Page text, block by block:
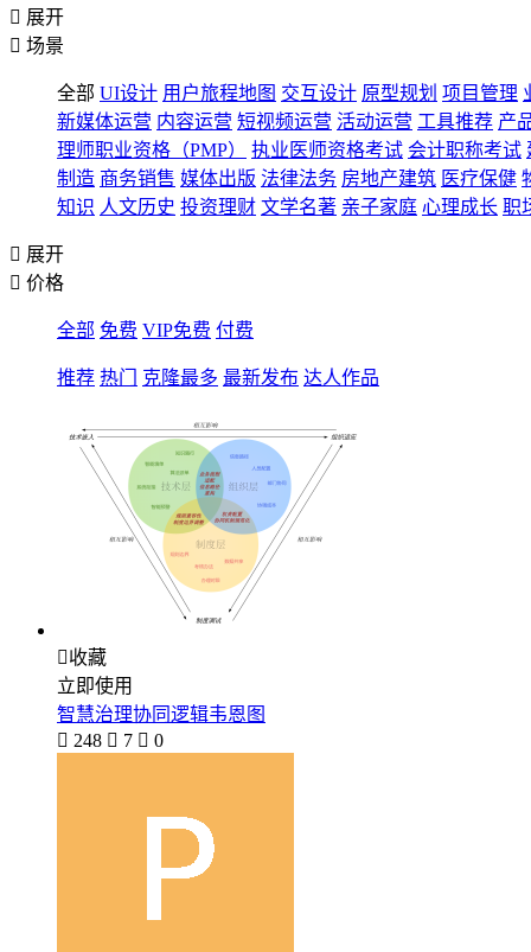
 展开
 场景
全部 UI设计 用户旅程地图 交互设计 原型规划 项目管理
新媒体运营 内容运营 短视频运营 活动运营 工具推荐 产
理师职业资格（PMP）
执业医师资格考试 会计职称考试
制造 商务销售 媒体出版 法律法务 房地产建筑 医疗保健
知识 人文历史 投资理财 文学名著 亲子家庭 心理成长 职
 展开
 价格
全部 免费 VIP免费 付费
推荐 热门 克隆最多 最新发布 达人作品
收藏
立即使用
智慧治理协同逻辑韦恩图
 248  7  0